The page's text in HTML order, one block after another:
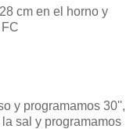
cm en el horno y
y programamos 30'',
sal y programamos